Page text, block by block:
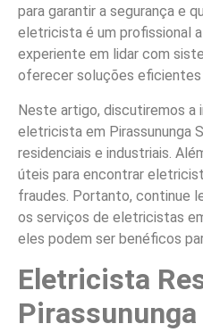
para garantir a segurança e
eletricista é um profissional
experiente em lidar com
oferecer soluções
Neste artigo, discutiremos a
eletricista em Pirassununga
residenciais e industriais.
úteis para encontrar
fraudes. Portanto, continue
os serviços de eletricistas
eles podem ser benéficos
Eletricista
Pirassununga